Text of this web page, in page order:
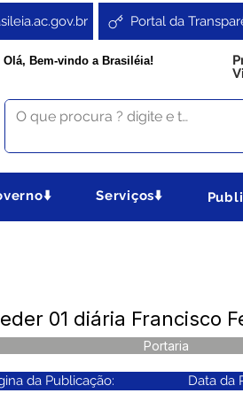
Portal da
Olá, Bem-vindo a Brasiléia!
Serviços⬇️
01 diária Francisco
Portaria
da Publicação: Data da